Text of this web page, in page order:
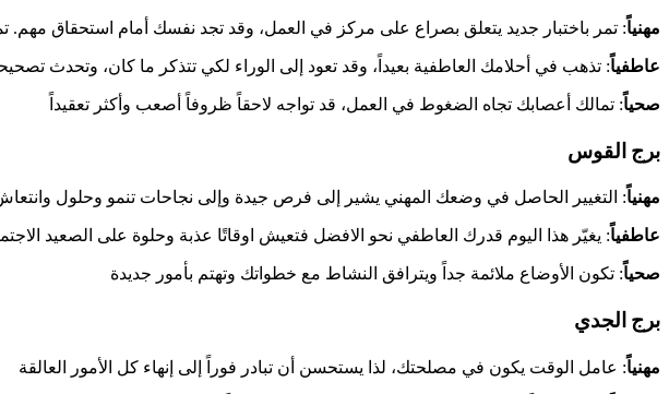
مهنياً: تمر باختبار جديد يتعلق بصراع على مركز في العمل، وقد تجد نفسك أمام استحقاق مهم.
عاطفياً: تذهب في أحلامك العاطفية بعيداً، وقد تعود إلى الوراء لكي تتذكر ما كان، وتحدث
صحياً: تمالك أعصابك تجاه الضغوط في العمل، قد تواجه لاحقاً ظروفاً أصعب وأكثر تعقيداً
برج القوس
مهنياً: التغيير الحاصل في وضعك المهني يشير إلى فرص جيدة وإلى نجاحات تنمو وحلول
عاطفياً: يغيّر هذا اليوم قدرك العاطفي نحو الافضل فتعيش اوقاتًا عذبة وحلوة على الصعيد
صحياً: تكون الأوضاع ملائمة جداً ويترافق النشاط مع خطواتك وتهتم بأمور جديدة
برج الجدي
مهنياً: عامل الوقت يكون في مصلحتك، لذا يستحسن أن تبادر فوراً إلى إنهاء كل الأمور العالقة